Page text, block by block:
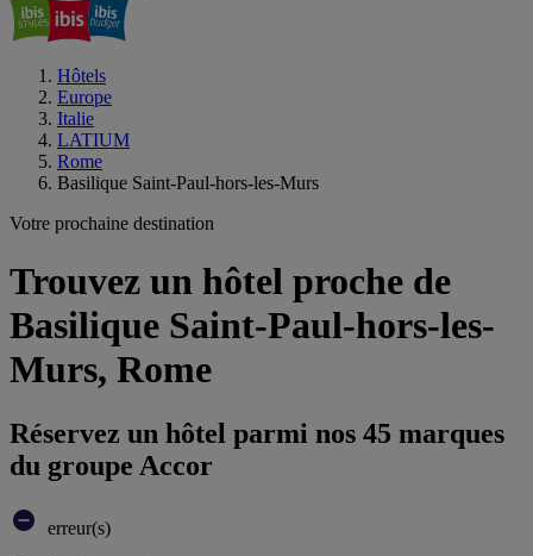
Hôtels
Europe
Italie
LATIUM
Rome
Basilique Saint-Paul-hors-les-Murs
Votre prochaine destination
Trouvez un hôtel proche de
Basilique Saint-Paul-hors-les-
Murs, Rome
Réservez un hôtel parmi nos 45 marques
du groupe Accor
erreur(s)